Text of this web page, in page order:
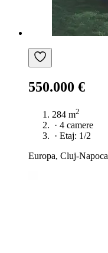
550.000 €
284 m2
· 4 camere
· Etaj: 1/2
Europa, Cluj-Napoca